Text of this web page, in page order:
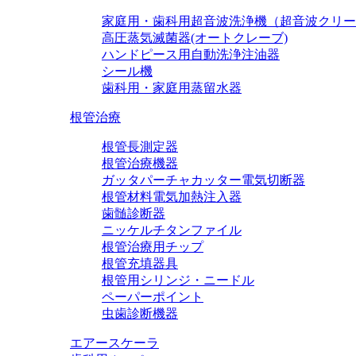
家庭用・歯科用超音波洗浄機（超音波クリ
高圧蒸気滅菌器(オートクレーブ)
ハンドピース用自動洗浄注油器
シール機
歯科用・家庭用蒸留水器
根管治療
根管長測定器
根管治療機器
ガッタパーチャカッター電気切断器
根管材料電気加熱注入器
歯髄診断器
ニッケルチタンファイル
根管治療用チップ
根管充填器具
根管用シリンジ・ニードル
ペーパーポイント
虫歯診断機器
エアースケーラ